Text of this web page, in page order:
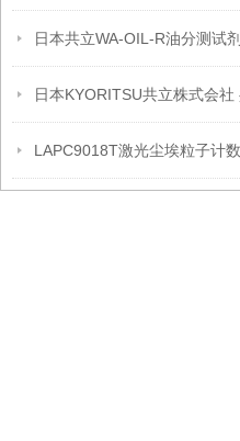
日本共立WA-OIL-R油分测试剂